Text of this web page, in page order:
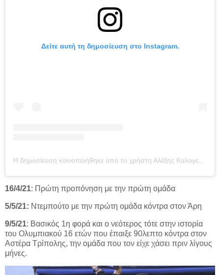
Δείτε αυτή τη δημοσίευση στο Instagram.
16/4/21: Πρώτη προπόνηση με την πρώτη ομάδα
5/5/21: Ντεμπούτο με την πρώτη ομάδα κόντρα στον Άρη
9/5/21: Βασικός 1η φορά και ο νεότερος τότε στην ιστορία
του Ολυμπιακού 16 ετών που έπαιξε 90λεπτο κόντρα στον
Αστέρα Τρίπολης, την ομάδα που τον είχε χάσει πριν λίγους
μήνες.